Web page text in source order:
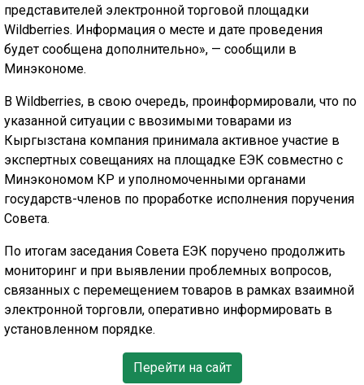
представителей электронной торговой площадки
Wildberries. Информация о месте и дате проведения
будет сообщена дополнительно», — сообщили в
Минэкономе.
В Wildberries, в свою очередь, проинформировали, что по
указанной ситуации с ввозимыми товарами из
Кыргызстана компания принимала активное участие в
экспертных совещаниях на площадке ЕЭК совместно с
Минэкономом КР и уполномоченными органами
государств-членов по проработке исполнения поручения
Совета.
По итогам заседания Совета ЕЭК поручено продолжить
мониторинг и при выявлении проблемных вопросов,
связанных с перемещением товаров в рамках взаимной
электронной торговли, оперативно информировать в
установленном порядке.
Перейти на сайт